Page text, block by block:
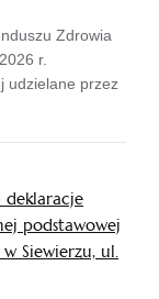
Zdrowia
r.
udzielane przez
deklaracje
podstawowej
Siewierzu, ul.